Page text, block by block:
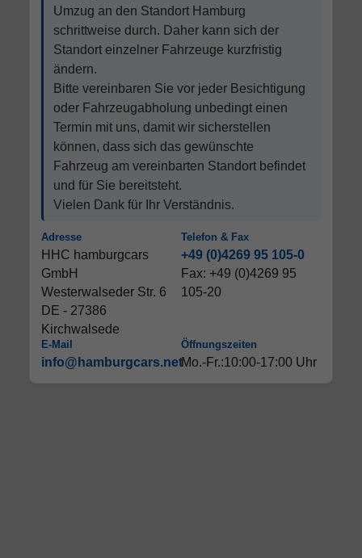
Umzug an den Standort Hamburg
schrittweise durch. Daher kann sich der
Standort einzelner Fahrzeuge kurzfristig
ändern.
Bitte vereinbaren Sie vor jeder Besichtigung
oder Fahrzeugabholung unbedingt einen
Termin mit uns, damit wir sicherstellen
können, dass sich das gewünschte
Fahrzeug am vereinbarten Standort befindet
und für Sie bereitsteht.
Vielen Dank für Ihr Verständnis.
Adresse
HHC hamburgcars
GmbH
Westerwalseder Str. 6
DE - 27386
Kirchwalsede
Telefon & Fax
+49 (0)4269 95 105-0
Fax: +49 (0)4269 95
105-20
E-Mail
info@hamburgcars.net
Öffnungszeiten
Mo.-Fr.:10:00-17:00 Uhr